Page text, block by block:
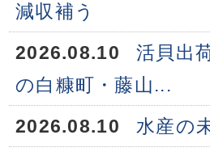
減収補う
2026.08.10
活貝出
の白糠町・藤山...
2026.08.10
水産の